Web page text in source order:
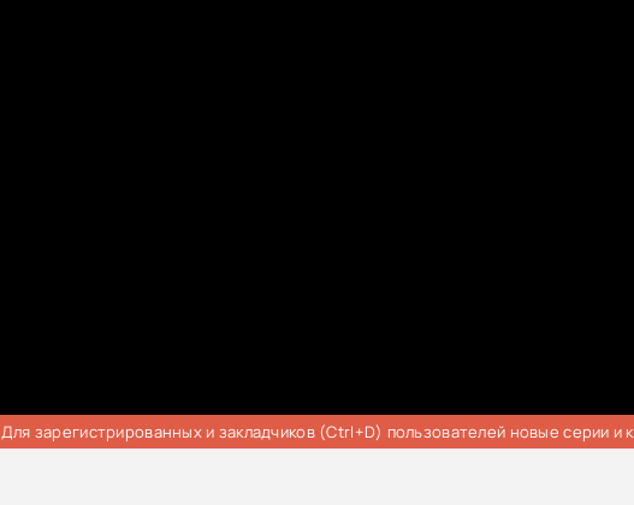
Для зарегистрированных и закладчиков (Ctrl+D) пользователей новые серии и